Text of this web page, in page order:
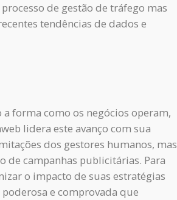
de gestão de tráfego mas
tendências de dados e
forma como os negócios operam,
lidera este avanço com sua
dos gestores humanos, mas
de campanhas publicitárias. Para
o impacto de suas estratégias
e comprovada que